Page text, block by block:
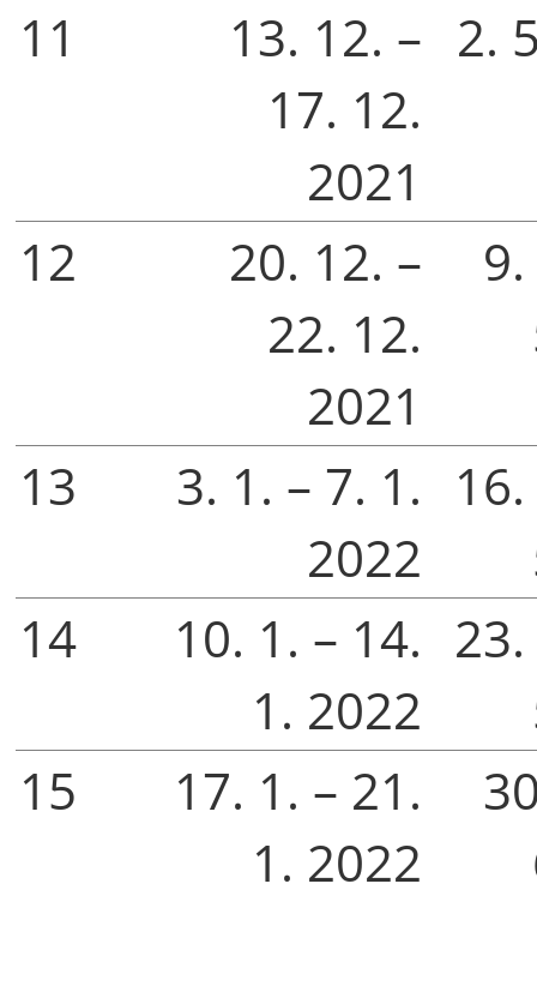
11
13. 12. –
17. 12.
2021
2.
12
20. 12. –
22. 12.
2021
13
3. 1. – 7. 1.
2022
14
10. 1. – 14.
1. 2022
15
17. 1. – 21.
1. 2022